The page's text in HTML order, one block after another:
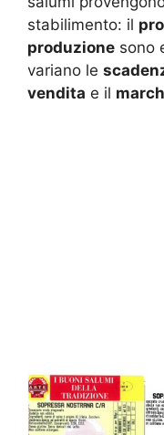
stabilimento: il
produzione sono
variano le
vendita e il